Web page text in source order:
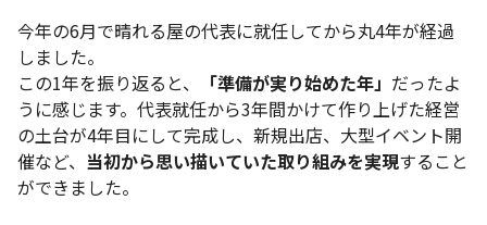
今年の6月で晴れる屋の代表に就任してから丸4年が経過
しました。
この1年を振り返ると、
「準備が実り始めた年」 だったよ
うに感じます。代表就任から3年間かけて作り上げた経営
の土台が4年目にして完成し、新規出店、大型イベント開
催など、 当初から思い描いていた取り組みを実現すること
ができました。